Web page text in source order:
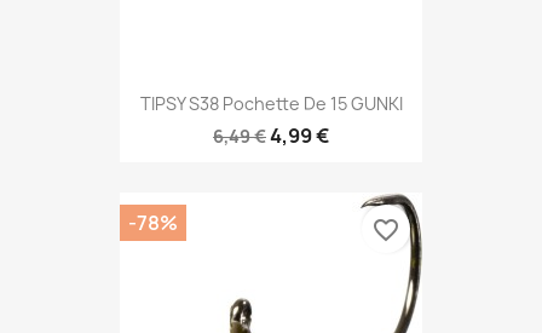
TIPSY S38 Pochette De 15 GUNKI
6,49 €4,99 €
-78% favorite_border